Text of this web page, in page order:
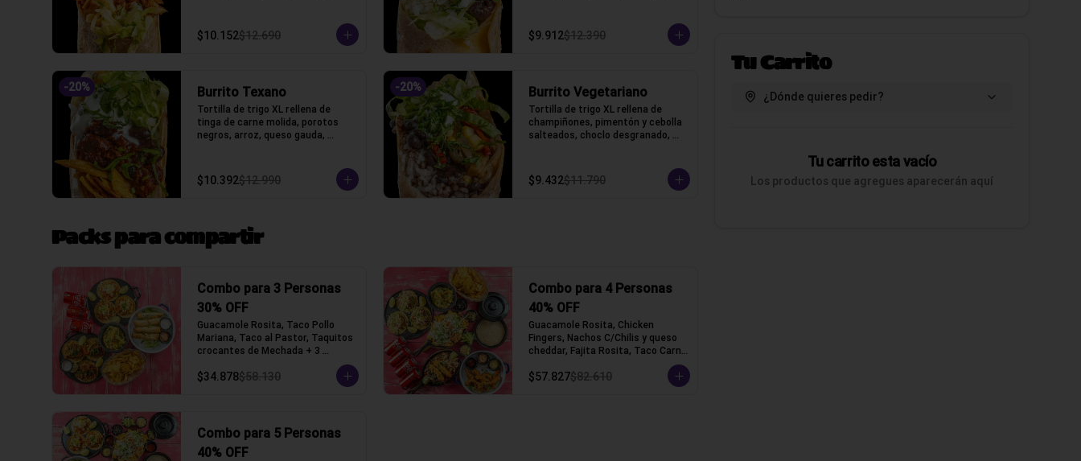
$10.152$12.690 $9.912$12.390
-20% Burrito Texano
Tortilla de trigo XL rellena de
tinga de carne molida, porotos
negros, arroz, queso gauda,
$10.392$12.990
-20% Burrito Vegetariano
Tortilla de trigo XL rellena de
champiñones, pimentón y cebolla
salteados, choclo desgranado,
pico de gallo y crema ácida,
acompañado con papas fritas.
$9.432$11.790
Packs para compartir
Combo para 3 Personas
30% OFF
Guacamole Rosita, Taco Pollo
Mariana, Taco al Pastor, Taquitos
crocantes de Mechada + 3
tortilla de trigo)
$34.878$58.130
Combo para 4 Personas
40% OFF
Guacamole Rosita, Chicken
Fingers, Nachos C/Chilis y queso
cheddar, Fajita Rosita, Taco Carne
trigo)
$57.827$82.610
Combo para 5 Personas
40% OFF
Tu Carrito
¿Dónde quieres pedir?
Tu carrito esta vacío
Los productos que agregues aparecerán aquí